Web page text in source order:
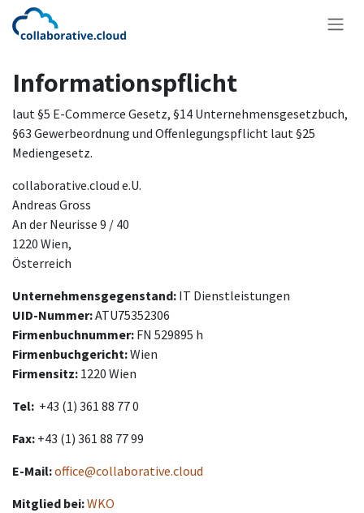
Zum Inhalt springen
Informationspflicht
laut §5 E-Commerce Gesetz, §14 Unternehmensgesetzbuch,
§63 Gewerbeordnung und Offenlegungspflicht laut §25
Mediengesetz.
collaborative.cloud e.U.
Andreas Gross
An der Neurisse 9 / 40
1220 Wien,
Österreich
Unternehmensgegenstand: IT Dienstleistungen
UID-Nummer:ATU75352306
Firmenbuchnummer: FN 529895 h
Firmenbuchgericht:Wien
Firmensitz: 1220 Wien
Tel: +43 (1) 361 88 77 0
Fax: +43 (1) 361 88 77 99
E-Mail:office@collaborative.cloud
Mitglied bei:WKO